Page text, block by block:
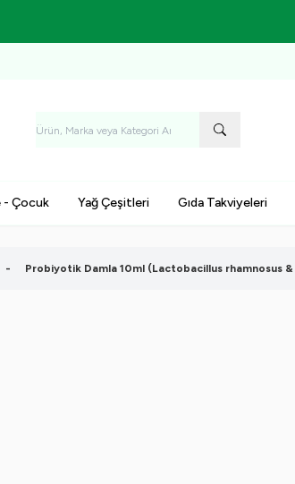
- Çocuk Yağ Çeşitleri Gıda Takviyeleri
- Probiyotik Damla 10ml (Lactobacillus rhamnosus